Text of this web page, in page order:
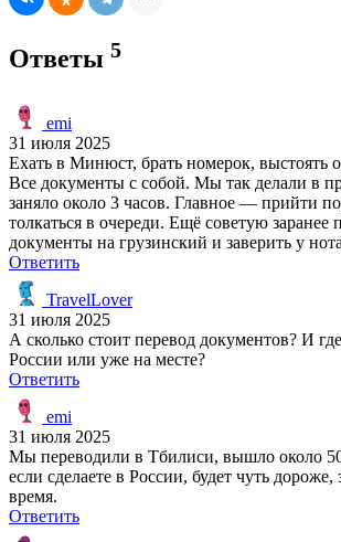
Ответы 5
emi
31 июля 2025
Ехать в Минюст, брать номерок, выстоять
Все документы с собой. Мы так делали в
заняло около 3 часов. Главное — прийти
толкаться в очереди. Ещё советую заранее
документы на грузинский и заверить у
Ответить
TravelLover
31 июля 2025
А сколько стоит перевод документов? И
России или уже на месте?
Ответить
emi
31 июля 2025
Мы переводили в Тбилиси, вышло около
если сделаете в России, будет чуть дороже,
время.
Ответить